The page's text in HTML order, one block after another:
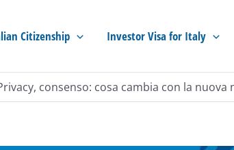
Citizenship Investor Visa for Italy
consenso: cosa cambia con la nuova